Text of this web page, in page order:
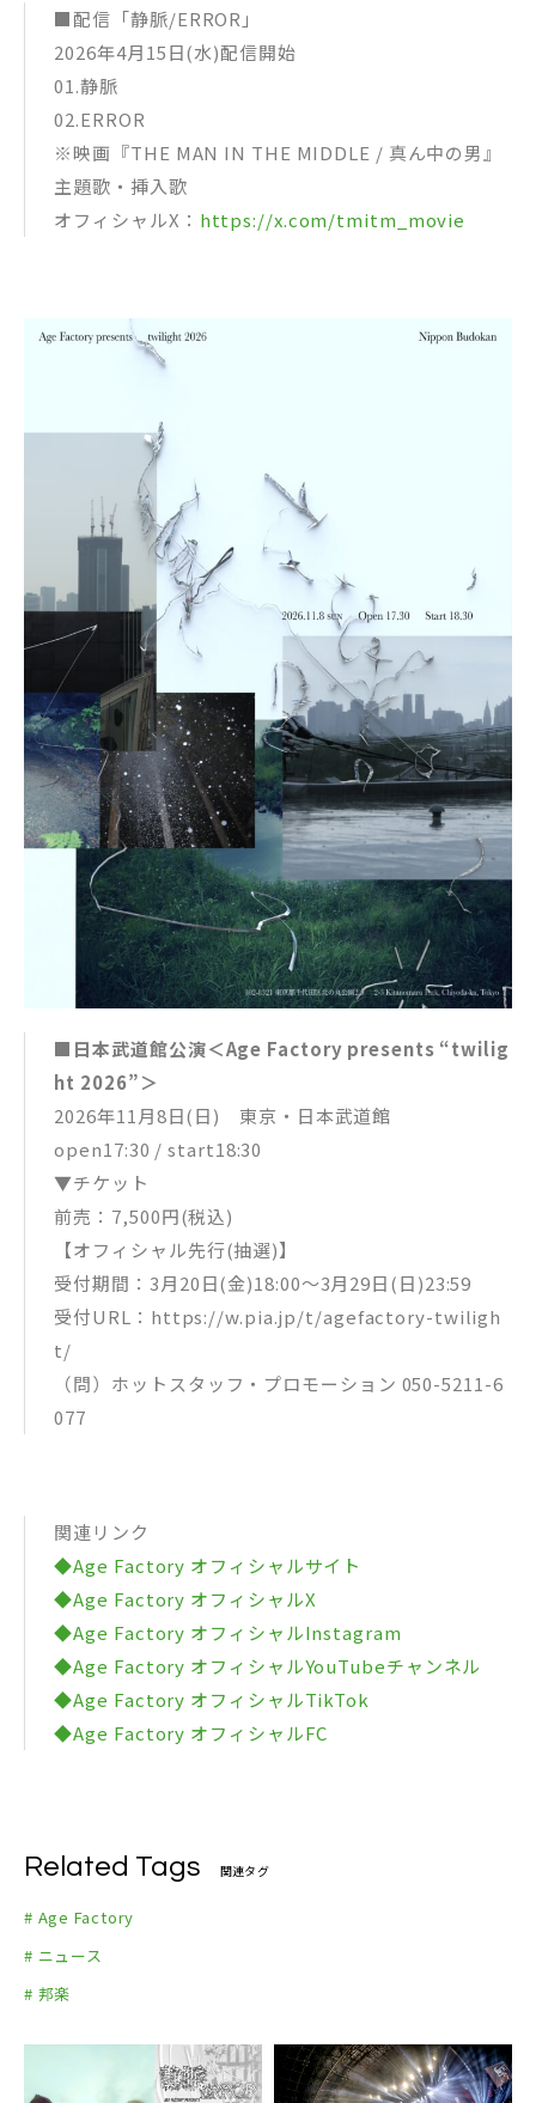
■配信「静脈/ERROR」
2026年4月15日(水)配信開始
01.静脈
02.ERROR
※映画『THE MAN IN THE MIDDLE / 真ん中の男』
主題歌・挿入歌
オフィシャルX： https://x.com/tmitm_movie
■日本武道館公演＜Age Factory presents “twilig
ht 2026”＞
2026年11月8日(日) 東京・日本武道館
open17:30 / start18:30
▼チケット
前売：7,500円(税込)
【オフィシャル先行(抽選)】
受付期間：3月20日(金)18:00〜3月29日(日)23:59
受付URL：https://w.pia.jp/t/agefactory-twiligh
t/
（問）ホットスタッフ・プロモーション 050-5211-6
077
関連リンク
◆Age Factory オフィシャルサイト
◆Age Factory オフィシャルX
◆Age Factory オフィシャルInstagram
◆Age Factory オフィシャルYouTubeチャンネル
◆Age Factory オフィシャルTikTok
◆Age Factory オフィシャルFC
Related Tags 関連タグ
# Age Factory
# ニュース
# 邦楽